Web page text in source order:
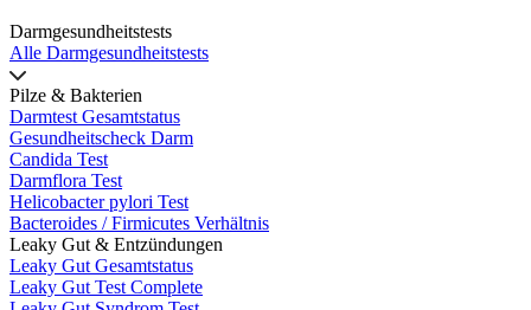
Darmgesundheitstests
Alle Darmgesundheitstests
Pilze & Bakterien
Darmtest Gesamtstatus
Gesundheitscheck Darm
Candida Test
Darmflora Test
Helicobacter pylori Test
Bacteroides / Firmicutes Verhältnis
Leaky Gut & Entzündungen
Leaky Gut Gesamtstatus
Leaky Gut Test Complete